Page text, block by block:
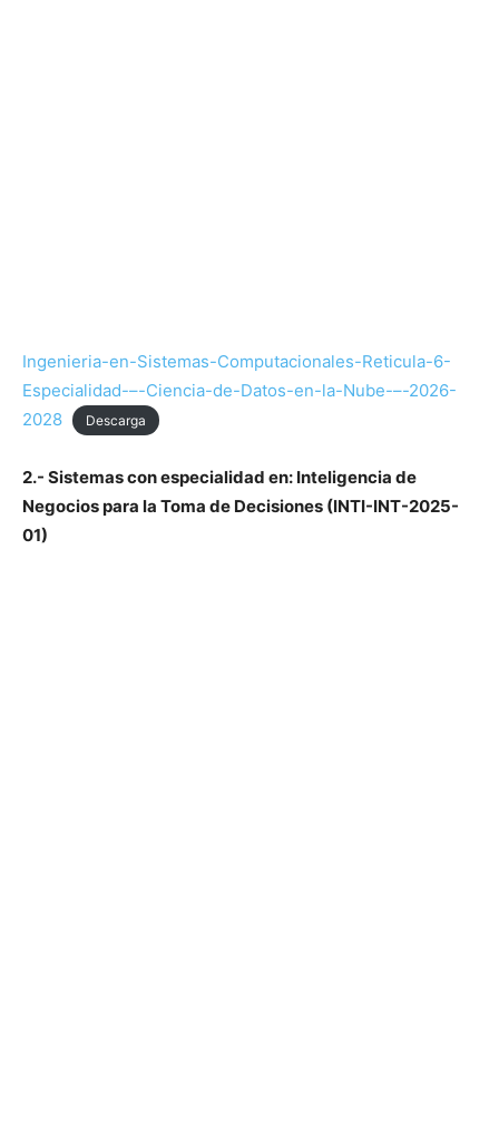
Ingenieria-en-Sistemas-Computacionales-Reticula-6-
Especialidad-–-Ciencia-de-Datos-en-la-Nube-–-2026-
2028
Descarga
2.- Sistemas con especialidad en: Inteligencia de
Negocios para la Toma de Decisiones (INTI-INT-2025-
01)